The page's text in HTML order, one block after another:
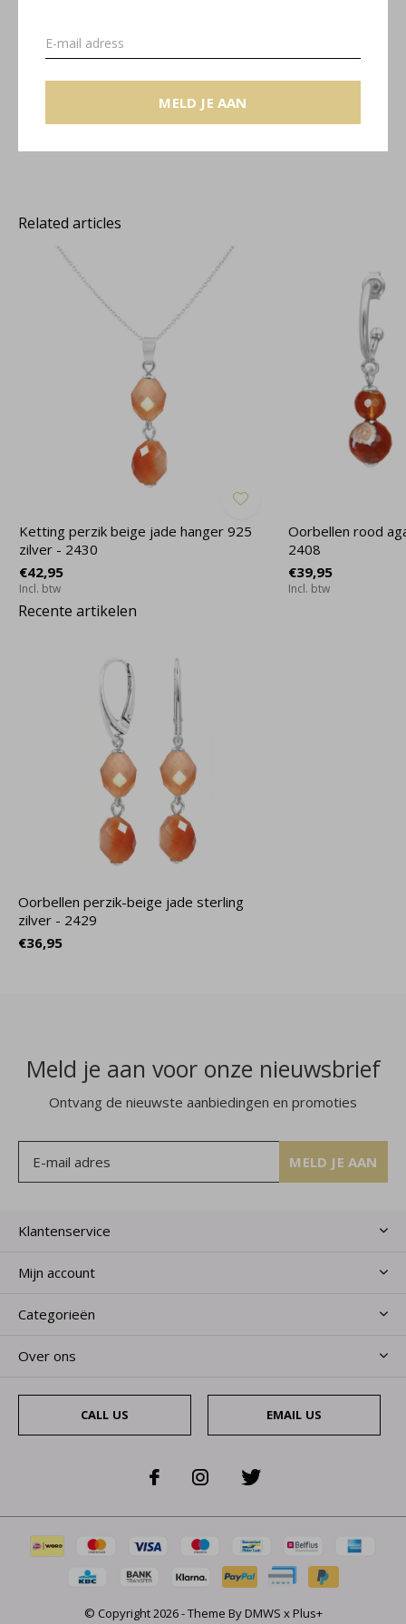
MELD JE AAN
Sieradendoosje en gratis cadeauverpakking
Related articles
Ketting perzik beige jade hanger 925
zilver - 2430
€42,95
Incl. btw
Oorbellen rood
2408
€39,95
Incl. btw
Recente artikelen
Oorbellen perzik-beige jade sterling
zilver - 2429
€36,95
Meld je aan voor onze nieuwsbrief
Ontvang de nieuwste aanbiedingen en promoties
MELD JE AAN
Klantenservice
Mijn account
Categorieën
Over ons
CALL US EMAIL US
© Copyright2026- Theme ByDMWS xPlus+